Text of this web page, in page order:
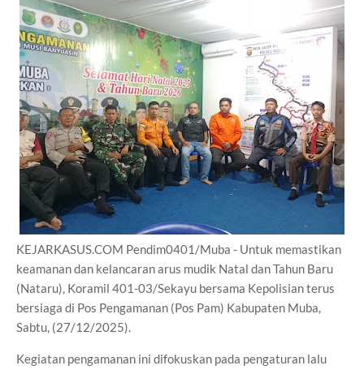
KEJARKASUS.COM Pendim0401/Muba - Untuk memastikan
keamanan dan kelancaran arus mudik Natal dan Tahun Baru
(Nataru), Koramil 401-03/Sekayu bersama Kepolisian terus
bersiaga di Pos Pengamanan (Pos Pam) Kabupaten Muba,
Sabtu, (27/12/2025).
Kegiatan pengamanan ini difokuskan pada pengaturan lalu